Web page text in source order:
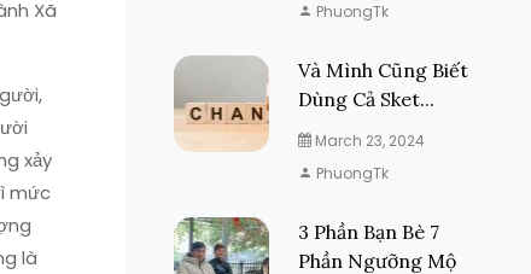
Xã
xảy
mức
là
PhuongTk
Và Mình Cũng Biết
Dùng Cả Sket...
March 23, 2024
PhuongTk
3 Phần Bạn Bè 7
Phần Ngưỡng Mộ